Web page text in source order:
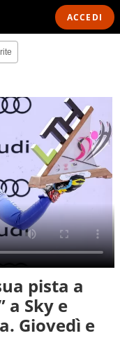
ACCEDI
pista a
a Sky e
Giovedì e